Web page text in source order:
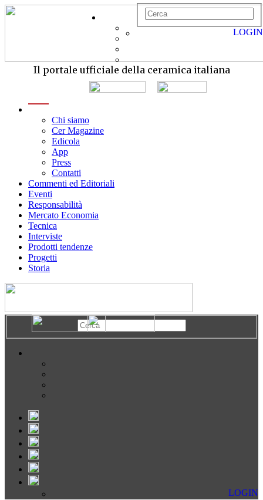
Il portale ufficiale della ceramica italiana
Chi siamo
Cer Magazine
Edicola
App
Press
Contatti
Commenti ed Editoriali
Eventi
Responsabilità
Mercato Economia
Tecnica
Interviste
Prodotti tendenze
Progetti
Storia
LOGIN
LOGIN